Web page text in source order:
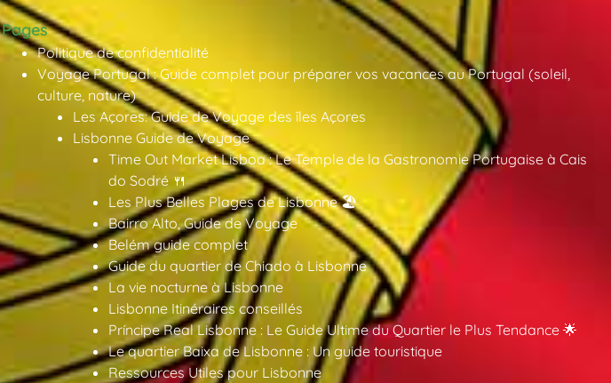
Pages
Politique de confidentialité
Voyage Portugal : Guide complet pour préparer vos vacances au Portugal (soleil,
culture, nature)
Les Açores: Guide de Voyage des îles Açores
Lisbonne Guide de Voyage
Time Out Market Lisboa : Le Temple de la Gastronomie Portugaise à Cais
do Sodré 🍴
Les Plus Belles Plages de Lisbonne 🏖️
Bairro Alto, Guide de Voyage
Belém guide complet
Guide du quartier de Chiado à Lisbonne
La vie nocturne à Lisbonne
Lisbonne Itinéraires conseillés
Príncipe Real Lisbonne : Le Guide Ultime du Quartier le Plus Tendance 🌟
Le quartier Baixa de Lisbonne : Un guide touristique
Ressources Utiles pour Lisbonne